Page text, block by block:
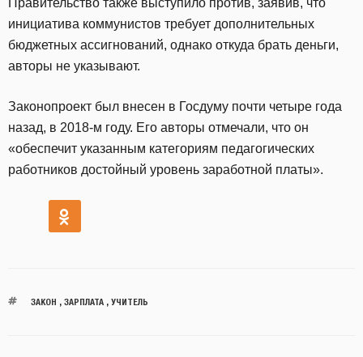
Правительство также выступило против, заявив, что
инициатива коммунистов требует дополнительных
бюджетных ассигнований, однако откуда брать деньги,
авторы не указывают.
Законопроект был внесен в Госдуму почти четыре года
назад, в 2018-м году. Его авторы отмечали, что он
«обеспечит указанным категориям педагогических
работников достойный уровень заработной платы».
ЗАКОН , ЗАРПЛАТА, УЧИТЕЛЬ